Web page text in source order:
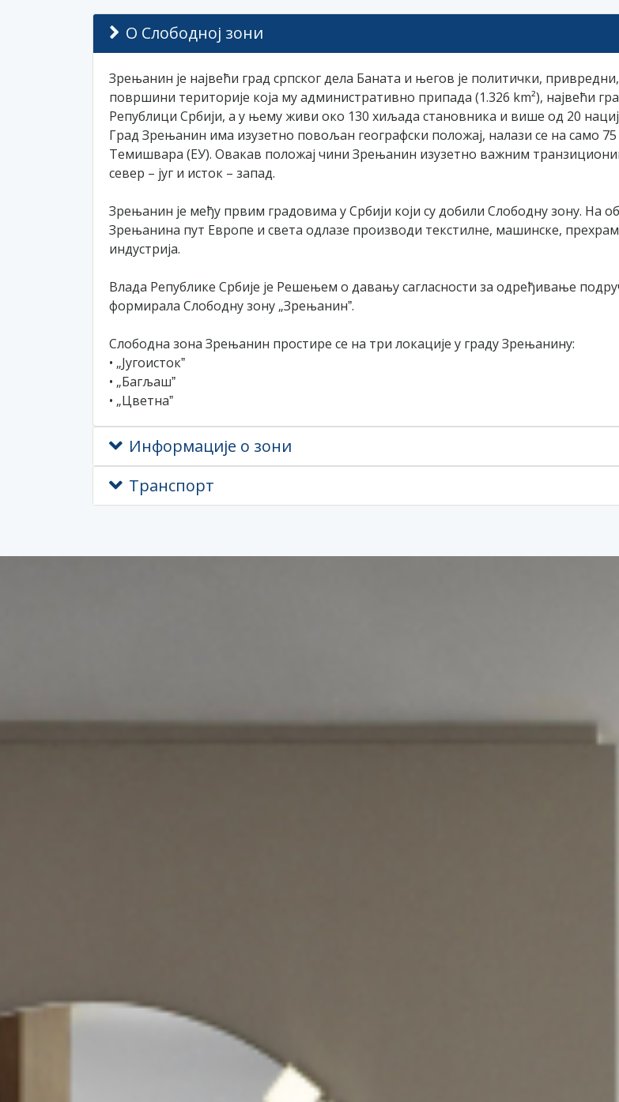
О Слободној зони
Зрењанин је највећи град српског дела Баната и његов је политички,
површини територије која му административно припада (1.326 km²), највећи
Републици Србији, а у њему живи око 130 хиљада становника и више од 20
Град Зрењанин има изузетно повољан географски положај, налази се на само
Темишвара (ЕУ). Овакав положај чини Зрењанин изузетно важним
север – југ и исток – запад.
Зрењанин је међу првим градовима у Србији који су добили Слободну зону. На
Зрењанина пут Европе и света одлазе производи текстилне, машинске,
индустрија.
Влада Републике Србије је Решењем о давању сагласности за одређивање
формирала Слободну зону „Зрењанинˮ.
Слободна зона Зрењанин простире се на три локације у граду Зрењанину:
• „Југоистокˮ
• „Багљашˮ
• „Цветнаˮ
Информације о зони
Транспорт